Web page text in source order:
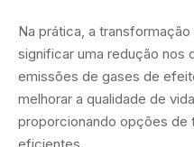
Na prática, a
significar uma redução nos
emissões de gases de
melhorar a qualidade de
proporcionando opções de
eficientes.